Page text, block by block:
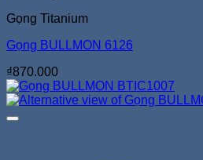
Gọng Titanium
Gọng BULLMON 6126
₫870.000